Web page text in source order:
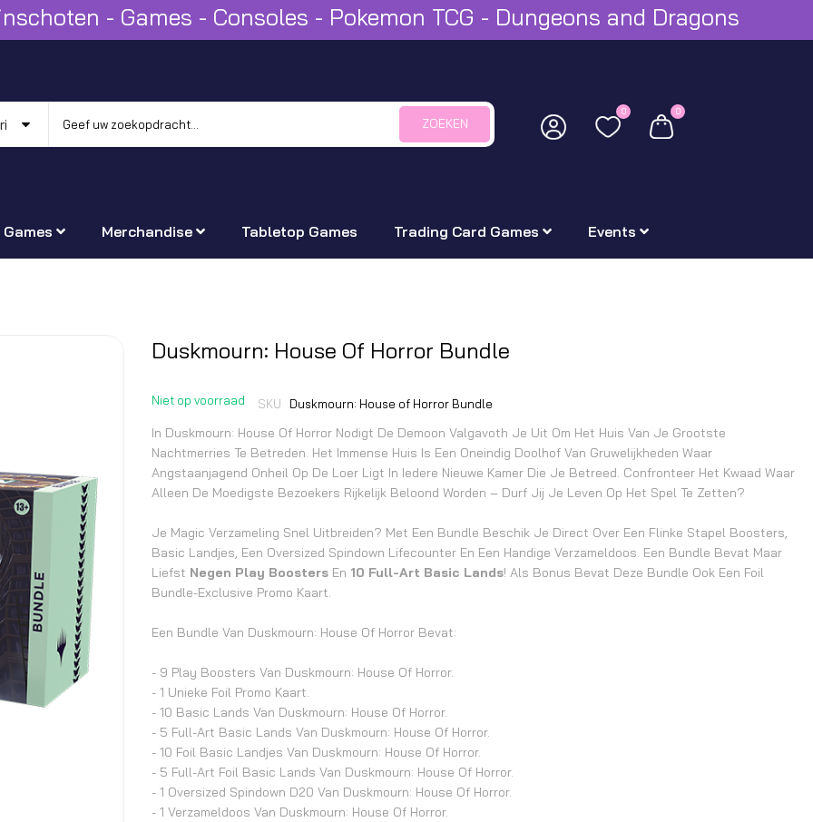
- Games - Consoles - Pokemon TCG - Dungeons and Dragons
ZOEKEN
0 0
Games Merchandise Tabletop Games Trading Card Games Events
begin
afbeeldingen-
gallerij
Duskmourn: House Of Horror Bundle
Niet op voorraad SKU Duskmourn: House of Horror Bundle
In Duskmourn: House Of Horror Nodigt De Demoon Valgavoth Je Uit Om Het Huis Van Je Grootste
Nachtmerries Te Betreden. Het Immense Huis Is Een Oneindig Doolhof Van Gruwelijkheden Waar
Angstaanjagend Onheil Op De Loer Ligt In Iedere Nieuwe Kamer Die Je Betreed. Confronteer Het Kwaad Waar
Alleen De Moedigste Bezoekers Rijkelijk Beloond Worden – Durf Jij Je Leven Op Het Spel Te Zetten?
Je Magic Verzameling Snel Uitbreiden? Met Een Bundle Beschik Je Direct Over Een Flinke Stapel Boosters,
Basic Landjes, Een Oversized Spindown Lifecounter En Een Handige Verzameldoos. Een Bundle Bevat Maar
Liefst Negen Play Boosters En 10 Full-Art Basic Lands! Als Bonus Bevat Deze Bundle Ook Een Foil
Bundle-Exclusive Promo Kaart.
Een Bundle Van Duskmourn: House Of Horror Bevat:
- 9 Play Boosters Van Duskmourn: House Of Horror.
- 1 Unieke Foil Promo Kaart.
- 10 Basic Lands Van Duskmourn: House Of Horror.
- 5 Full-Art Basic Lands Van Duskmourn: House Of Horror.
- 10 Foil Basic Landjes Van Duskmourn: House Of Horror.
- 5 Full-Art Foil Basic Lands Van Duskmourn: House Of Horror.
- 1 Oversized Spindown D20 Van Duskmourn: House Of Horror.
- 1 Verzameldoos Van Duskmourn: House Of Horror.